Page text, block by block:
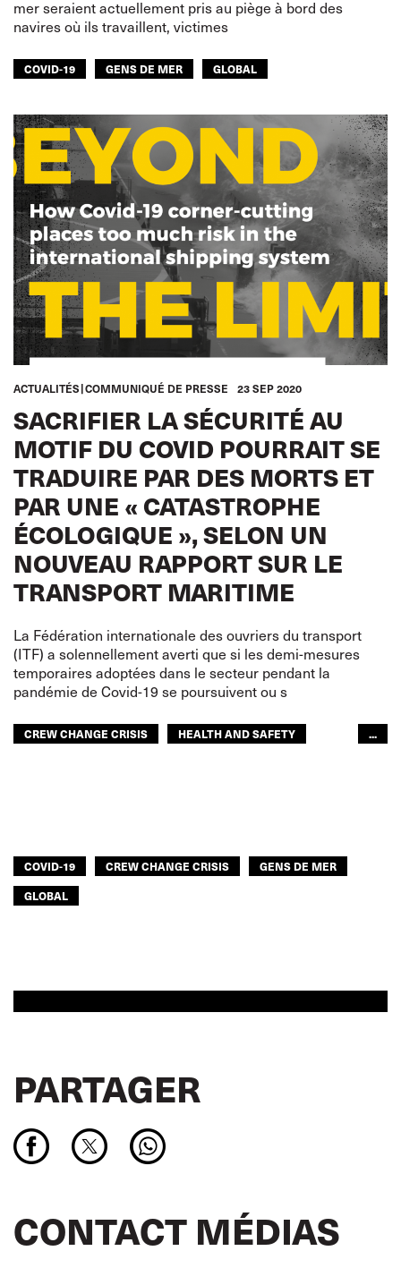
mer seraient actuellement pris au piège à bord des
navires où ils travaillent, victimes
COVID-19 GENS DE MER GLOBAL
ACTUALITÉS COMMUNIQUÉ DE PRESSE 23 SEP 2020
SACRIFIER LA SÉCURITÉ AU
MOTIF DU COVID POURRAIT SE
TRADUIRE PAR DES MORTS ET
PAR UNE « CATASTROPHE
ÉCOLOGIQUE », SELON UN
NOUVEAU RAPPORT SUR LE
TRANSPORT MARITIME
La Fédération internationale des ouvriers du transport
(ITF) a solennellement averti que si les demi-mesures
temporaires adoptées dans le secteur pendant la
pandémie de Covid-19 se poursuivent ou s
CREW CHANGE CRISIS
HEALTH AND SAFETY
...
COVID-19 CREW CHANGE CRISIS
GENS DE MER
GLOBAL
PARTAGER
CONTACT MÉDIAS